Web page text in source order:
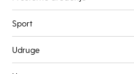
Sport
Udruge